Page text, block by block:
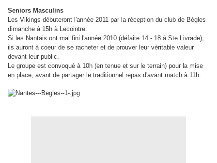
Seniors Masculins
Les Vikings débuteront l'année 2011 par la réception du club de Bègles
dimanche à 15h à Lecointre.
Si les Nantais ont mal fini l'année 2010 (défaite 14 - 18 à Ste Livrade),
ils auront à coeur de se racheter et de prouver leur véritable valeur
devant leur public.
Le groupe est convoqué à 10h (en tenue et sur le terrain) pour la mise
en place, avant de partager le traditionnel repas d'avant match à 11h.